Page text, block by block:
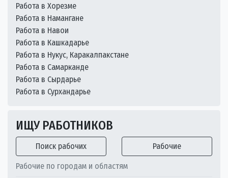
Работа в Хорезме
Работа в Намангане
Работа в Навои
Работа в Кашкадарье
Работа в Нукус, Каракалпакстане
Работа в Самарканде
Работа в Сырдарье
Работа в Сурхандарье
ИЩУ РАБОТНИКОВ
Поиск рабочих Рабочие
Рабочие по городам и областям